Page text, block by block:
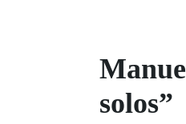
solos”